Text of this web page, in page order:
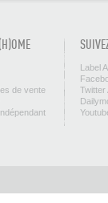
de vente
Label
Twitter